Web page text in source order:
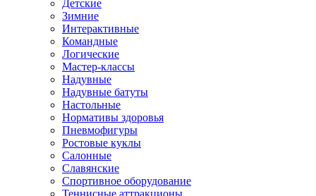
Детские
Зимние
Интерактивные
Командные
Логические
Мастер-классы
Надувные
Надувные батуты
Настольные
Нормативы здоровья
Пневмофигуры
Ростовые куклы
Салонные
Славянские
Спортивное оборудование